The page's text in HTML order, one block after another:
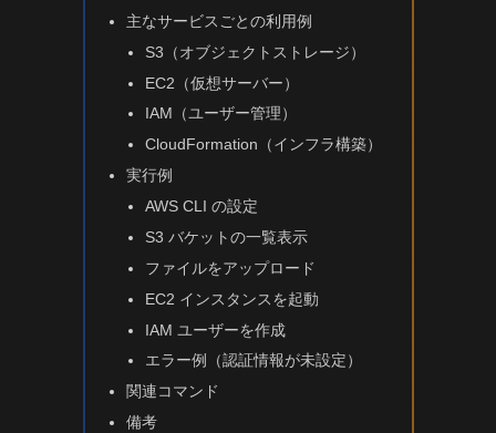
主なサービスごとの利用例
S3（オブジェクトストレージ）
EC2（仮想サーバー）
IAM（ユーザー管理）
CloudFormation（インフラ構築）
実行例
AWS CLI の設定
S3 バケットの一覧表示
ファイルをアップロード
EC2 インスタンスを起動
IAM ユーザーを作成
エラー例（認証情報が未設定）
関連コマンド
備考